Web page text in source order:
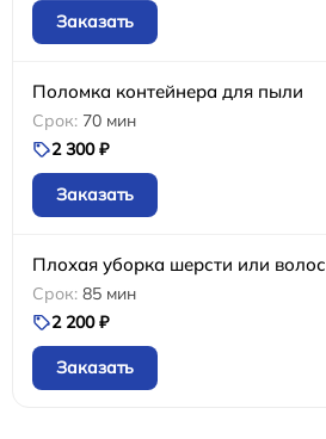
Заказать
Поломка контейнера для пыли
70 мин
2 300 ₽
Заказать
Плохая уборка шерсти или волос
85 мин
2 200 ₽
Заказать